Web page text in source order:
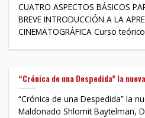
CUATRO ASPECTOS BÁSICOS
BREVE INTRODUCCIÓN A LA
CINEMATOGRÁFICA Curso
“Crónica de una Despedida” la
“Crónica de una Despedida” la
Maldonado Shlomit Baytelman,